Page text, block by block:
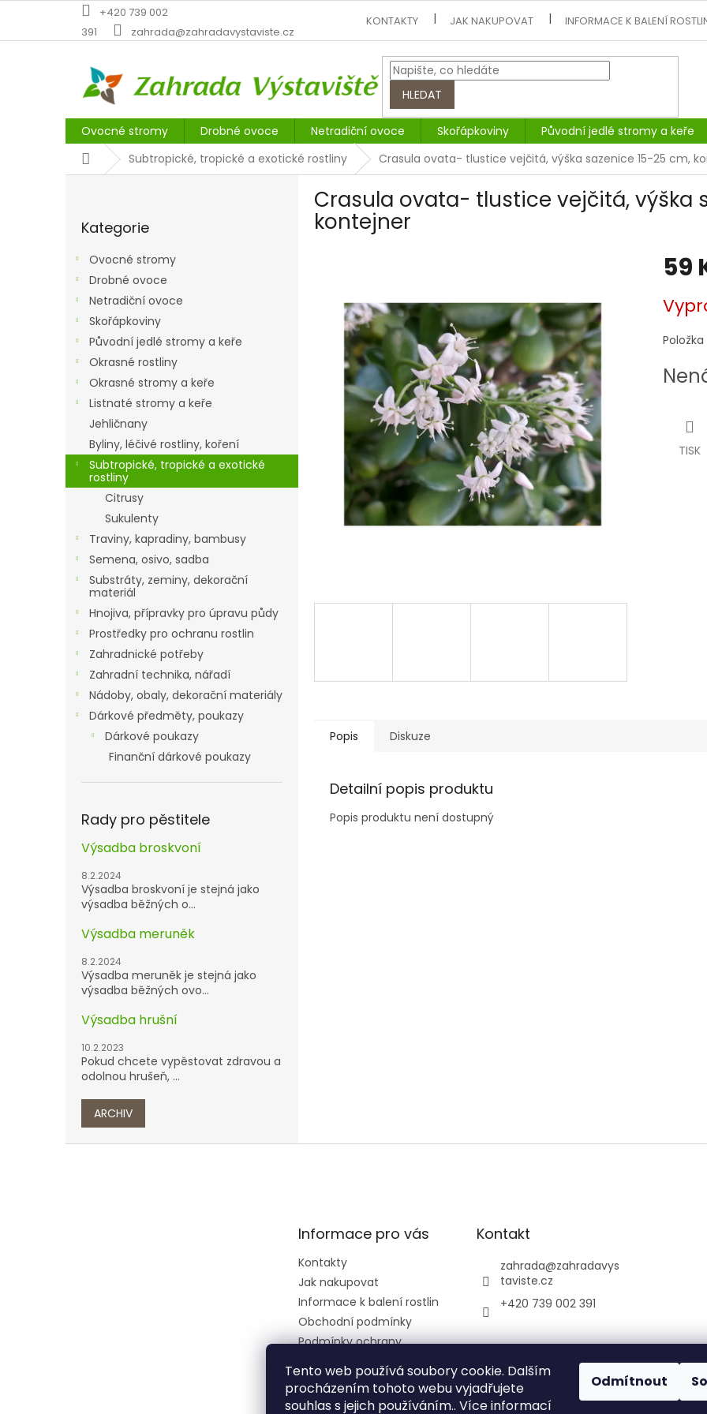
Tento web používá soubory cookie. Dalším
procházením tohoto webu vyjadřujete
souhlas s jejich používáním.. Více informací
Odmítnout
obsah
+420 739 002
391
zahrada@zahradavystaviste.cz
KONTAKTY JAK NAKUPOVAT INFORMACE K BALENÍ
HLEDAT
Ovocné stromy Drobné ovoce Netradiční ovoce Skořápkoviny Původní jedlé stromy a keře
DomůSubtropické, tropické a exotické rostliny Crasula ovata- tlustice vejčitá, výška sazenice 15-25 cm,
kategorie
Kategorie
Ovocné stromy
Drobné ovoce
Netradiční ovoce
Skořápkoviny
Původní jedlé stromy a keře
Okrasné rostliny
Okrasné stromy a keře
Listnaté stromy a keře
Jehličnany
Byliny, léčivé rostliny, koření
Subtropické, tropické a exotické
rostliny
Citrusy
Sukulenty
Traviny, kapradiny, bambusy
Semena, osivo, sadba
Substráty, zeminy, dekorační
materiál
Hnojiva, přípravky pro úpravu půdy
Prostředky pro ochranu rostlin
Zahradnické potřeby
Zahradní technika, nářadí
Nádoby, obaly, dekorační materiály
Dárkové předměty, poukazy
Dárkové poukazy
Finanční dárkové poukazy
Rady pro pěstitele
Výsadba broskvoní
8.2.2024
Výsadba broskvoní je stejná jako
výsadba běžných o...
Výsadba meruněk
8.2.2024
Výsadba meruněk je stejná jako
výsadba běžných ovo...
Výsadba hrušní
10.2.2023
Pokud chcete vypěstovat zdravou a
odolnou hrušeň, ...
ARCHIV
Crasula ovata- tlustice vejčitá, výška
kontejner
59
cena:
TISK
Popis Diskuze
Detailní popis produktu
Popis produktu není dostupný
Informace pro vás
Kontakty
Jak nakupovat
Informace k balení rostlin
Obchodní podmínky
Podmínky ochrany
Ústřední kontrolní a
zkušební ústav
zemědělský
Kontakt
zahrada@zahradavys
taviste.cz
+420 739 002 391